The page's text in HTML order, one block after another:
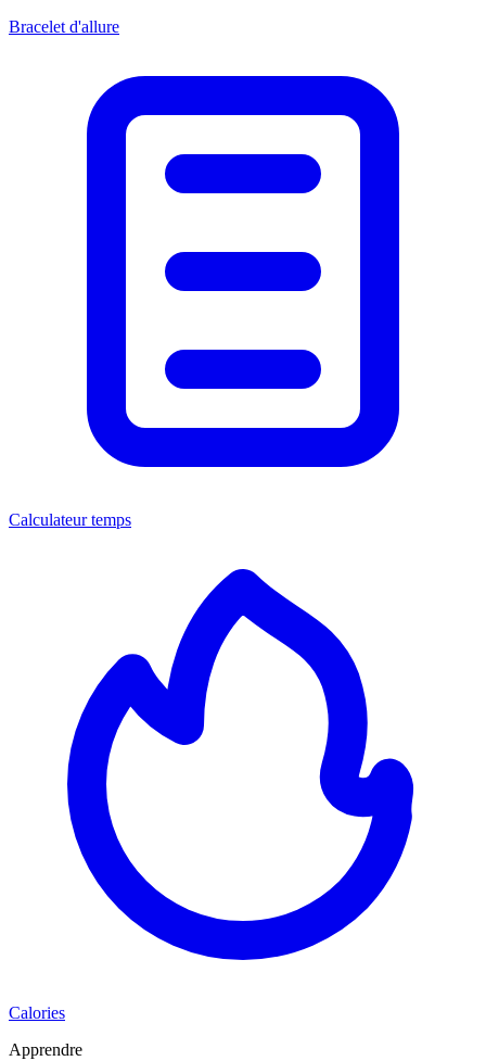
Bracelet d'allure
Calculateur temps
Calories
Apprendre